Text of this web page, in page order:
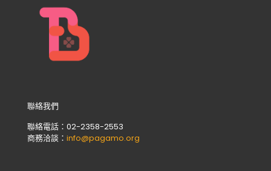
聯絡我們
聯絡電話：02-2358-2553
商務洽談： info@pagamo.org